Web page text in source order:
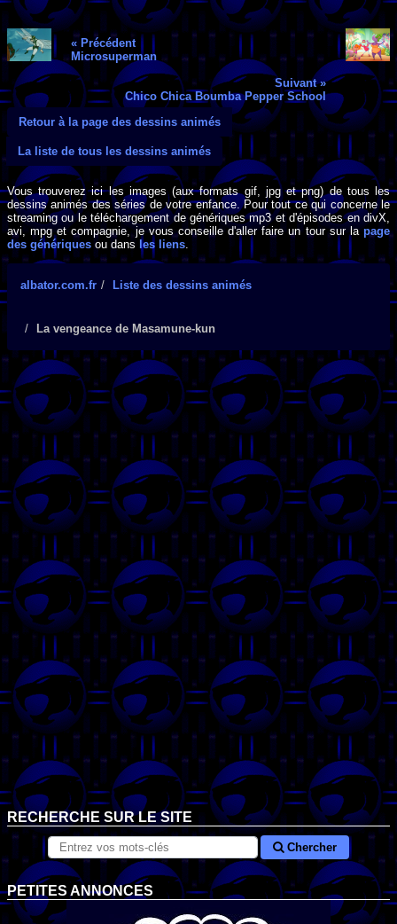
« Précédent
Microsuperman
Suivant »
Chico Chica Boumba Pepper School
Retour à la page des dessins animés
La liste de tous les dessins animés
Vous trouverez ici les images (aux formats gif, jpg et png) de tous les
dessins animés des séries de votre enfance. Pour tout ce qui concerne le
streaming ou le téléchargement de génériques mp3 et d'épisodes en divX,
avi, mpg et compagnie, je vous conseille d'aller faire un tour sur lapage
des génériques ou dans les liens.
albator.com.fr Liste des dessins animés
La vengeance de Masamune-kun
RECHERCHE SUR LE SITE
Chercher
PETITES ANNONCES